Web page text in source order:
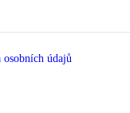
osobních údajů